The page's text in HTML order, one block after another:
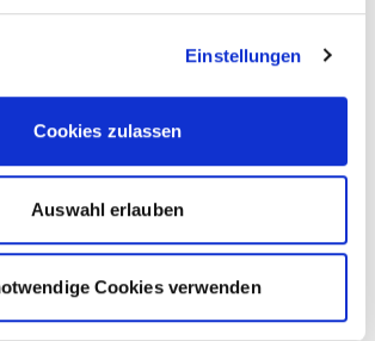
Einstellungen
Cookies zulassen
Auswahl erlauben
Cookies verwenden